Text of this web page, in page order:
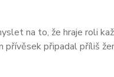
na to, že hraje roli
přívěsek připadal příliš